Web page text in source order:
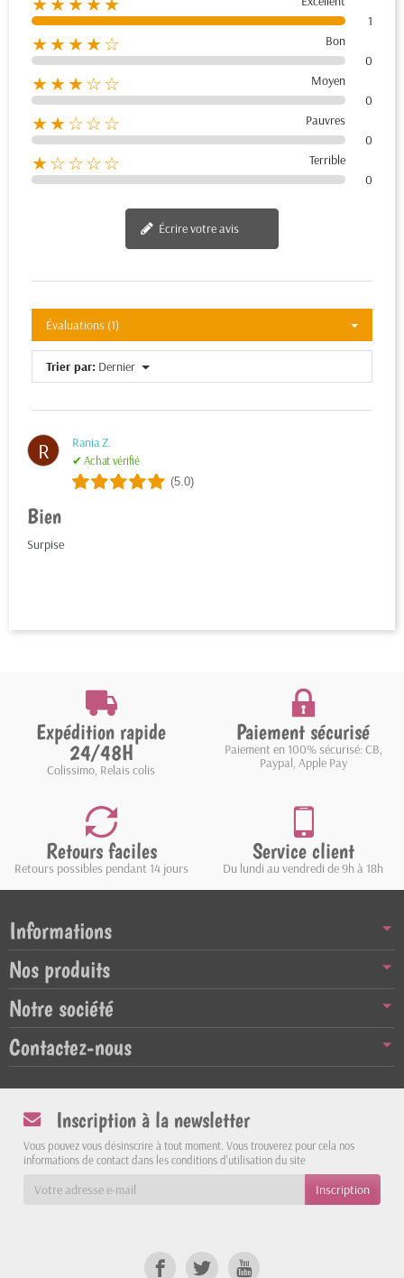
★★★★★
1
★★★★☆
Bon
0
★★★☆☆
Moyen
0
★★☆☆☆
Pauvres
0
★☆☆☆☆
Terrible
0
Écrire votre avis
Évaluations (1)
Trier par: Dernier
R Rania Z.
✔ Achat vérifié
(5.0)
Bien
Surpise
Expédition rapide
24/48H
Colissimo, Relais colis
Paiement sécurisé
Paiement en 100% sécurisé: CB,
Paypal, Apple Pay
Retours faciles
Retours possibles pendant 14 jours
Service client
Du lundi au vendredi de 9h à 18h
Informations
Nos produits
Notre société
Contactez-nous
Inscription à la newsletter
Vous pouvez vous désinscrire à tout moment. Vous trouverez pour cela nos
informations de contact dans les conditions d'utilisation du site